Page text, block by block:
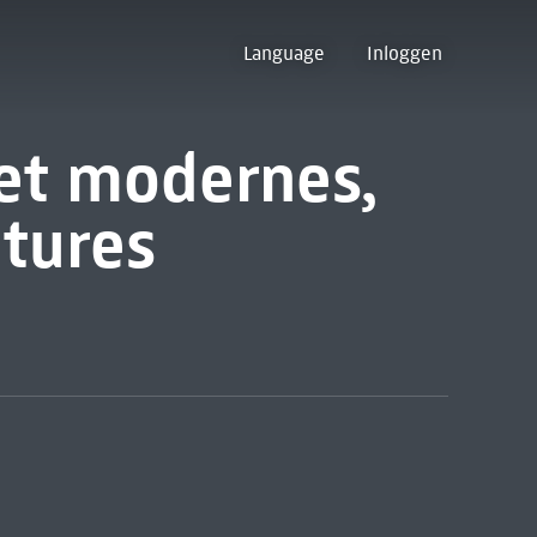
Language Inloggen
modernes,